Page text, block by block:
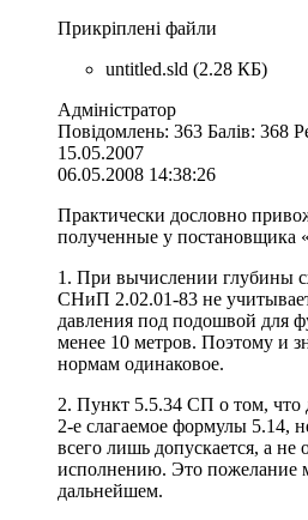
Прикріплені файли
untitled.sld (2.28 КБ)
Адміністратор
Повідомлень: 363 Балів: 368
15.05.2007
06.05.2008 14:38:26
Практически дословно
полученные у
1. При вычислении глубины
СНиП 2.02.01-83 не
давления под подошвой для
менее 10 метров. Поэтому и
нормам одинаковое.
2. Пункт 5.5.34 СП о том, что
2-е слагаемое формулы 5.14,
всего лишь допускается, а не
исполнению. Это пожелание
дальнейшем.